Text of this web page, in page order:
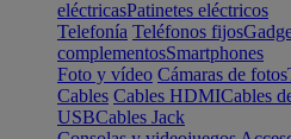
eléctricasPatinetes eléctricos
Telefonía Teléfonos fijos
complementosSmartphones
Foto y vídeo Cámaras de fotos
Cables Cables HDMICables
USBCables Jack